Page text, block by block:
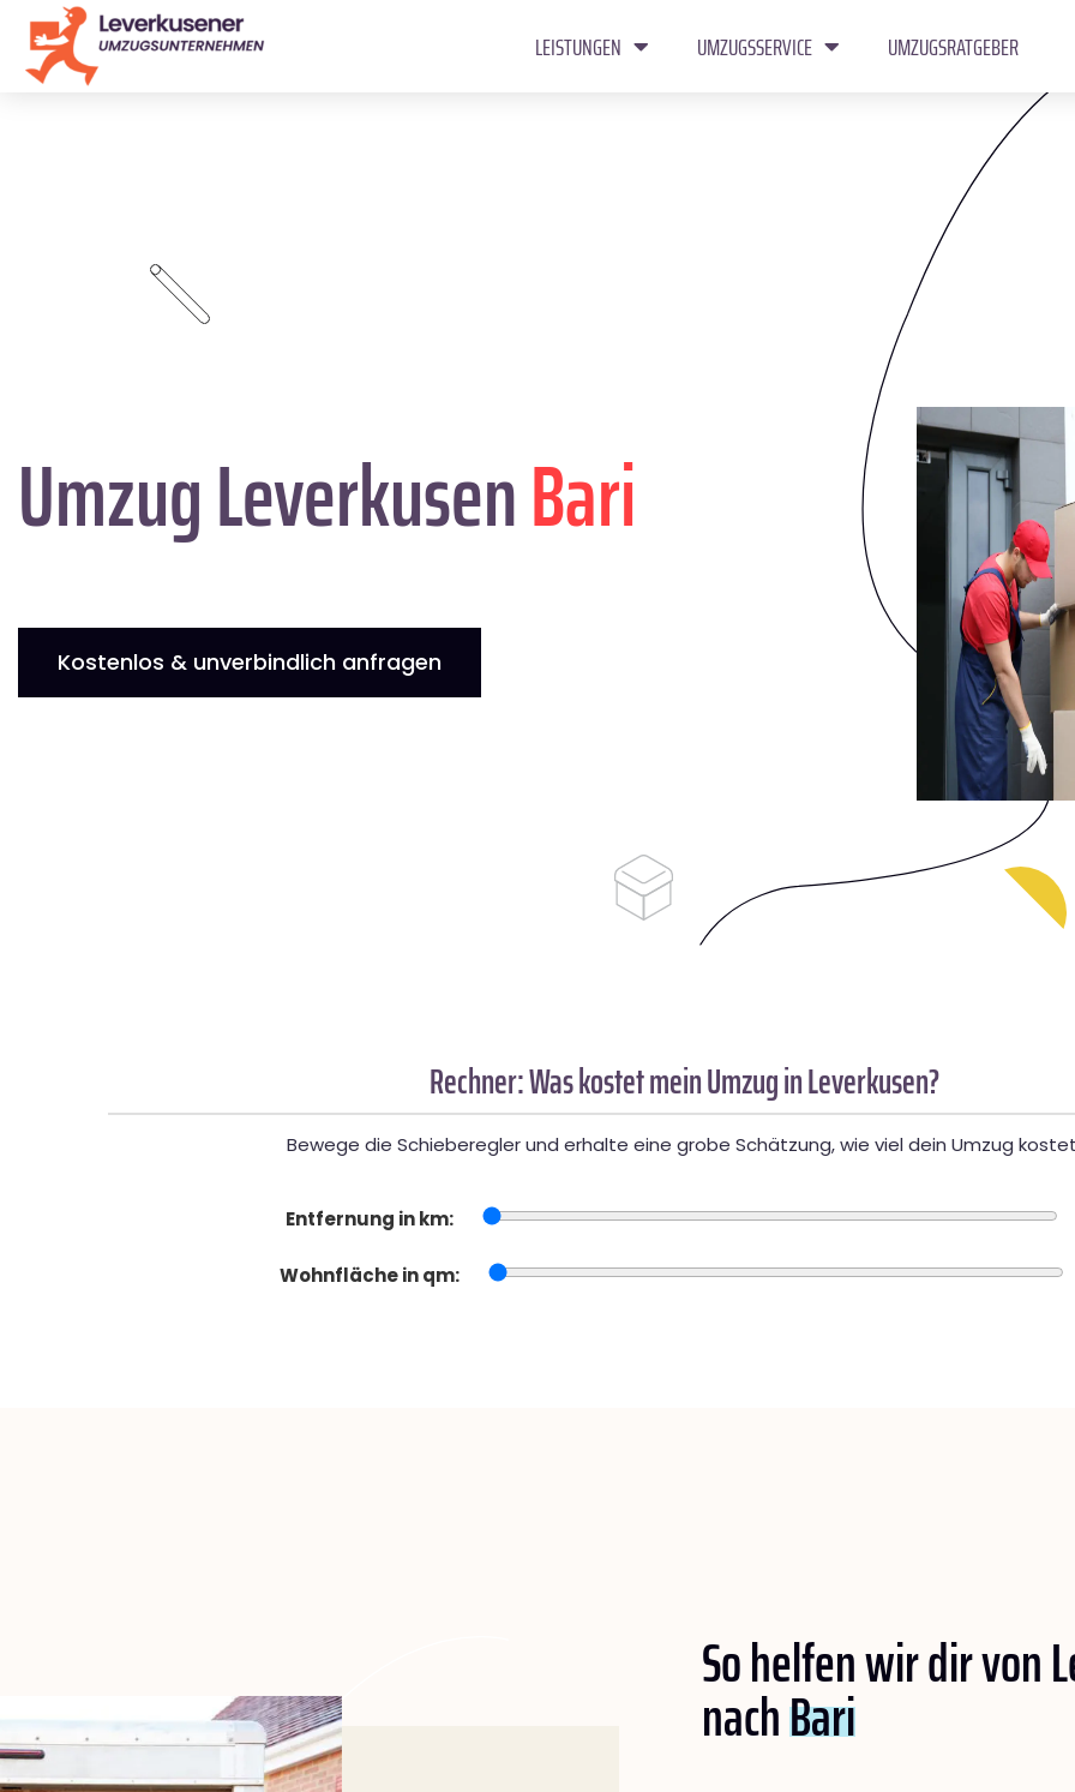
LEISTUNGEN UMZUGSSERVICE UMZUGSRATGEBER
Umzug LeverkusenBari
Kostenlos & unverbindlich anfragen
Rechner: Was kostet mein Umzug in Leverkusen?
Bewege die Schieberegler und erhalte eine grobe Schätzung, wie viel dein Umzug
Entfernung in km:
Wohnfläche in qm:
So helfen wir dir von
nachBari